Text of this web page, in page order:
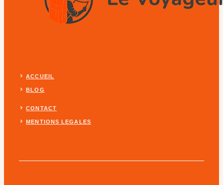
ACCUEIL
BLOG
CONTACT
MENTIONS LEGALES